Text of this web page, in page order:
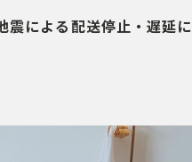
震による配送停止・遅延に